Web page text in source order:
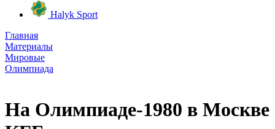
Halyk Sport
Главная
Материалы
Мировые
Олимпиада
На Олимпиаде-1980 в Москве